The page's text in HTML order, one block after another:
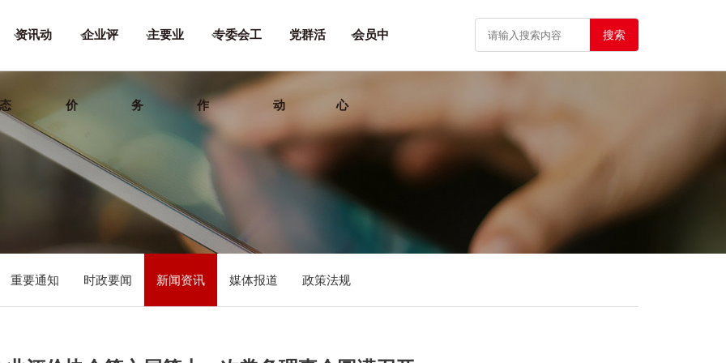
资讯动
态
企业评
价
主要业
务
专委会工
作
党群活
动
会员中
心
搜索
重要通知 时政要闻 新闻资讯 媒体报道 政策法规